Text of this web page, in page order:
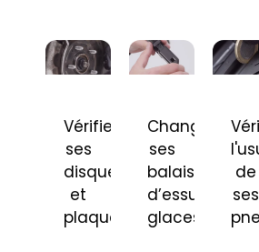
Vérifier
ses
disques
et
plaquettes
Changer
ses
balais
d’essuie-
glaces
de
ses